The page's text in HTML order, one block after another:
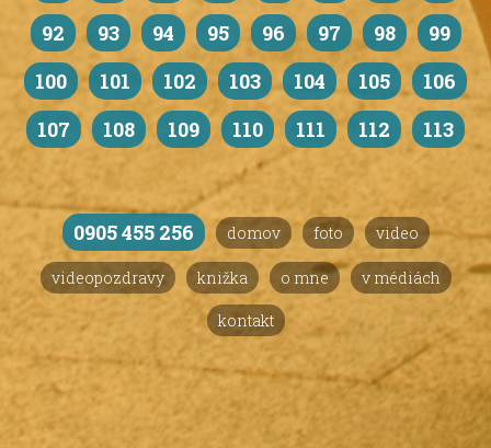
92
93 94 95 96 97 98
99
100
101 102 103 104 105
106
107
108 109 110 111 112 113
0905 455 256 domov foto video
videopozdravy knižka o mne v médiách
kontakt